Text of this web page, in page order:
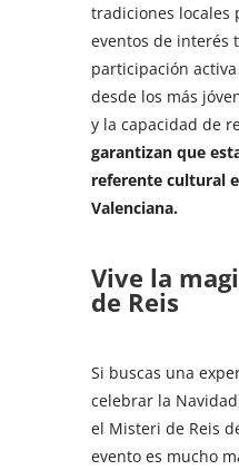
tradiciones locales
eventos de interés
participación
desde los más
y la capacidad de
garantizan que
referente cultural
Valenciana.
Vive la
de Reis
Si buscas una
celebrar la
el Misteri de Reis
evento es mucho